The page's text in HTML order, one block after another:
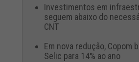
Investimentos em
seguem abaixo do
CNT
Em nova redução, Copom
Selic para 14% ao ano